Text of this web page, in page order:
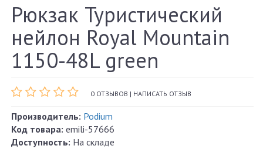
Рюкзак Туристический
нейлон Royal Mountain
1150-48L green
0 ОТЗЫВОВ | НАПИСАТЬ ОТЗЫВ
Производитель: Podium
Код товара: emili-57666
Доступность: На складе